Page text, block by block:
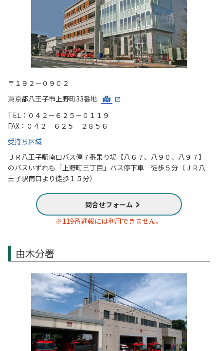
〒１９２－０９０２
東京都八王子市上野町33番地
TEL：０４２－６２５－０１１９
FAX：０４２－６２５－２８５６
受持ち区域
ＪＲ八王子駅南口バス停７番乗り場【八６７、八９０、八９７】
のバスいずれも「上野町三丁目」バス停下車 徒歩５分（ＪＲ八
王子駅南口より徒歩１５分）
問合せフォーム
※119番通報には利用できません。
由木分署